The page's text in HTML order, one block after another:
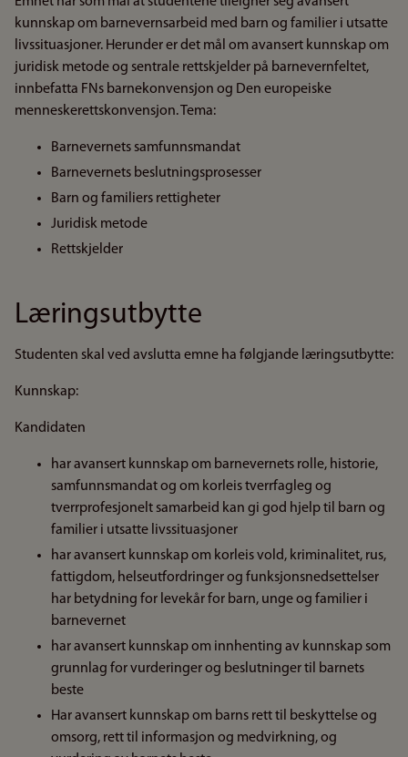
kunnskap om barnevernsarbeid med barn og familier i utsatte
livssituasjoner. Herunder er det mål om avansert kunnskap om
juridisk metode og sentrale rettskjelder på barnevernfeltet,
innbefatta FNs barnekonvensjon og Den europeiske
menneskerettskonvensjon. Tema:
Barnevernets samfunnsmandat
Barnevernets beslutningsprosesser
Barn og familiers rettigheter
Juridisk metode
Rettskjelder
Læringsutbytte
Studenten skal ved avslutta emne ha følgjande læringsutbytte:
Kunnskap:
Kandidaten
har avansert kunnskap om barnevernets rolle, historie,
samfunnsmandat og om korleis tverrfagleg og
tverrprofesjonelt samarbeid kan gi god hjelp til barn og
familier i utsatte livssituasjoner
har avansert kunnskap om korleis vold, kriminalitet, rus,
fattigdom, helseutfordringer og funksjonsnedsettelser
har betydning for levekår for barn, unge og familier i
barnevernet
har avansert kunnskap om innhenting av kunnskap som
grunnlag for vurderinger og beslutninger til barnets
beste
Har avansert kunnskap om barns rett til beskyttelse og
omsorg, rett til informasjon og medvirkning, og